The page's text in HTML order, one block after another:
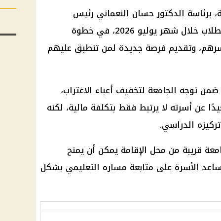
الدكتور حسان النعماني رئيس
الجامعة، على فتح باب التحويلات للطلاب خلال شهر يوليو 2026، في خطوة
وتقديم فرصة جديدة لمن تنطبق عليهم
توجه الجامعة لتخفيف أعباء الاغتراب،
عن أسرته لا يرتبط فقط بتكلفة مالية، لكنه
الدراسي.
قريبة من محل الإقامة يمكن أن يمنح
الأسرة على متابعة مساره التعليمي بشكل